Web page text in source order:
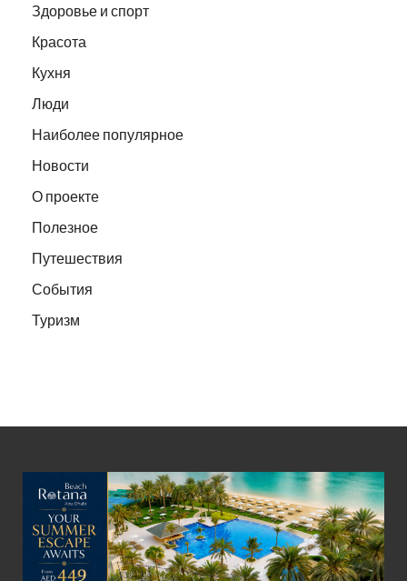
Здоровье и спорт
Красота
Кухня
Люди
Наиболее популярное
Новости
О проекте
Полезное
Путешествия
События
Туризм